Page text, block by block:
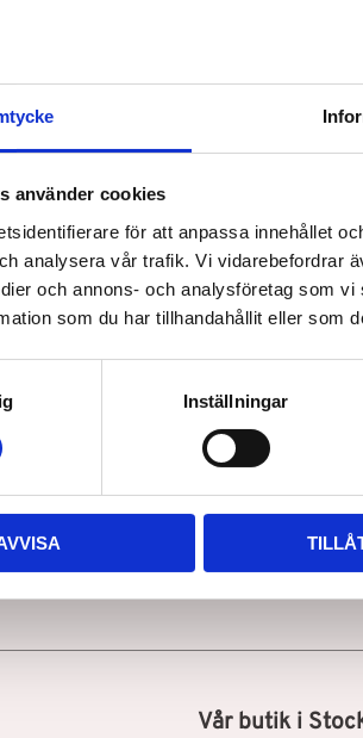
använder cookies
för att anpassa innehållet
analysera vår trafik. Vi vidarebefordrar
och annons- och analysföretag som
som du har tillhandahållit eller som
Inställningar
Vår butik i